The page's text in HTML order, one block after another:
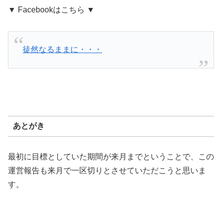
▼ Facebookはこちら ▼
徒然なるままに・・・
あとがき
最初に目標としていた期間が来月までということで、この
運営報告も来月で一区切りとさせていただこうと思いま
す。